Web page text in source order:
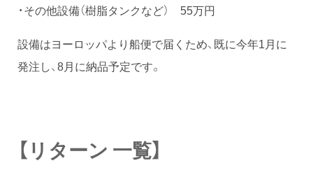
・その他設備（樹脂タンクなど） 55万円
設備はヨーロッパより船便で届くため、既に今年1月に
発注し、8月に納品予定です。
【リターン 一覧】